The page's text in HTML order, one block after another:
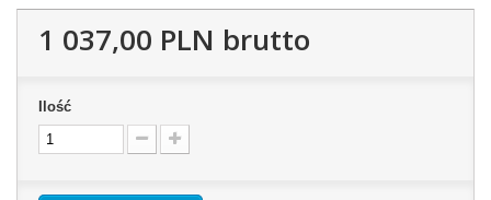
1 037,00 PLN brutto
Ilość